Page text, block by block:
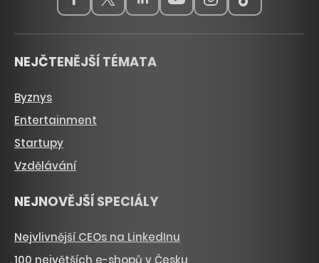
NEJČTENĚJŠÍ TÉMATA
Byznys
Entertainment
Startupy
Vzdělávání
NEJNOVĚJŠÍ SPECIÁLY
Nejvlivnější CEOs na LinkedInu
100 největších e-shopů v Česku